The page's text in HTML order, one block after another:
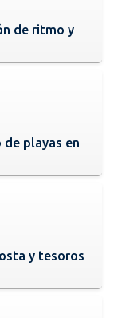
de ritmo y
de playas en
y tesoros